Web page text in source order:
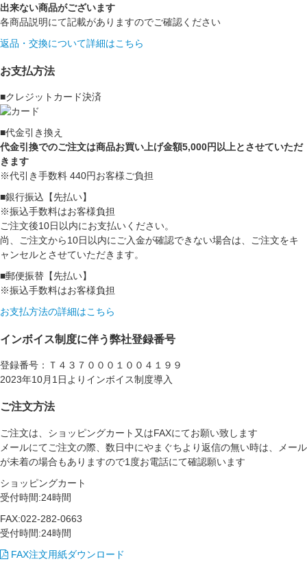
出来ない商品がございます
各商品説明にて記載がありますのでご確認ください
返品・交換について詳細はこちら
お支払方法
■クレジットカード決済
■代金引き換え
代金引換でのご注文は商品お買い上げ金額5,000円以上とさせていただ
きます
※代引き手数料 440円お客様ご負担
■銀行振込【先払い】
※振込手数料はお客様負担
ご注文後10日以内にお支払いください。
尚、ご注文から10日以内にご入金が確認できない場合は、ご注文をキ
ャンセルとさせていただきます。
■郵便振替【先払い】
※振込手数料はお客様負担
お支払方法の詳細はこちら
インボイス制度に伴う弊社登録番号
登録番号：Ｔ４３７０００１００４１９９
2023年10月1日よりインボイス制度導入
ご注文方法
ご注文は、ショッピングカート又はFAXにてお願い致します
メールにてご注文の際、数日中にやまぐちより返信の無い時は、メール
が未着の場合もありますので1度お電話にて確認願います
ショッピングカート
受付時間:24時間
FAX:022-282-0663
受付時間:24時間
FAX注文用紙ダウンロード